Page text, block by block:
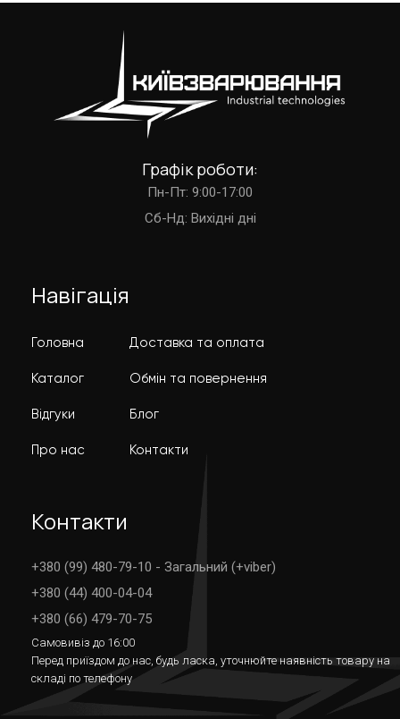
Графік роботи:
Пн-Пт: 9:00-17:00
Cб-Нд: Вихідні дні
Навігація
Головна
Каталог
Відгуки
Про нас
Доставка та оплата
Обмін та повернення
Блог
Контакти
Контакти
+380 (99) 480-79-10 - Загальний (+viber)
+380 (44) 400-04-04
+380 (66) 479-70-75
Самовивіз до 16:00
Перед приїздом до нас, будь ласка, уточнюйте наявність товару на
складі по телефону